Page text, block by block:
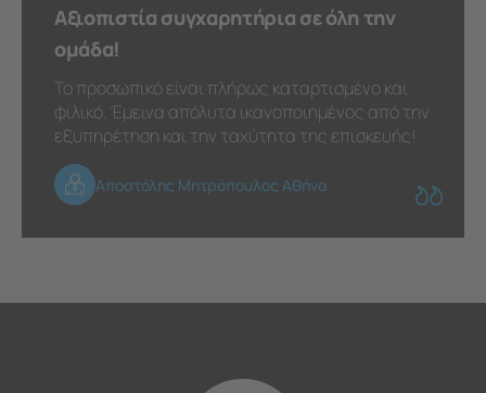
Αξιοπιστία συγχαρητήρια σε όλη την
ομάδα!
Το προσωπικό είναι πλήρως καταρτισμένο και
φιλικό. Έμεινα απόλυτα ικανοποιημένος από την
εξυπηρέτηση και την ταχύτητα της επισκευής!
Αποστόλης Μητρόπουλος Αθήνα